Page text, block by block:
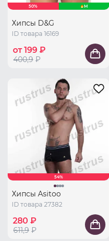
50% M
Хипсы D&G
ID товара 16169
от 199 ₽
400,9 ₽
54%
Хипсы Asitoo
ID товара 27382
280 ₽
611,9 ₽